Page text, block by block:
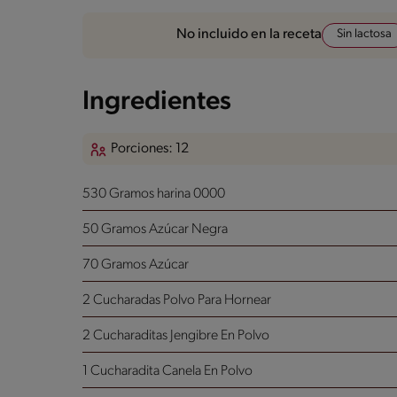
No incluido en la receta Sin lactosa
Ingredientes
Porciones: 12
530 Gramos harina 0000
50 Gramos Azúcar Negra
70 Gramos Azúcar
2 Cucharadas Polvo Para Hornear
2 Cucharaditas Jengibre En Polvo
1 Cucharadita Canela En Polvo